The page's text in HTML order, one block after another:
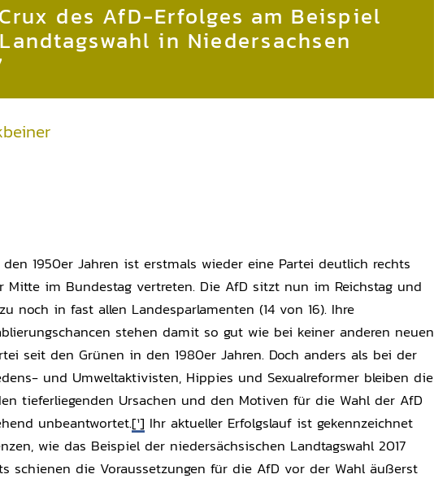
des AfD-Erfolges am Beispiel
in Niedersachsen
1950er Jahren ist erstmals wieder eine Partei deutlich rechts
Mitte im Bundestag vertreten. Die AfD sitzt nun im Reichstag und
noch in fast allen Landesparlamenten (14 von 16). Ihre
stehen damit so gut wie bei keiner anderen neuen
seit den Grünen in den 1980er Jahren. Doch anders als bei der
und Umweltaktivisten, Hippies und Sexualreformer bleiben die
tieferliegenden Ursachen und den Motiven für die Wahl der AfD
unbeantwortet.[1] Ihr aktueller Erfolgslauf ist gekennzeichnet
wie das Beispiel der niedersächsischen Landtagswahl 2017
schienen die Voraussetzungen für die AfD vor der Wahl äußerst